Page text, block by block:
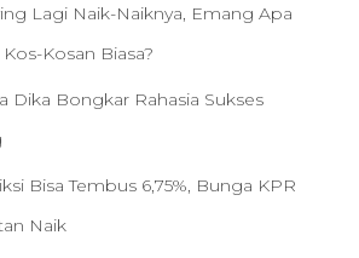
Lagi Naik-Naiknya, Emang Apa
Kosan Biasa?
Dika Bongkar Rahasia Sukses
Bisa Tembus 6,75%, Bunga KPR
Naik